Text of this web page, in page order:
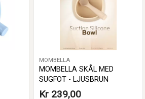
MOMBELLA
MOMBELLA SKÅL MED
SUGFOT - LJUSBRUN
Kr 239,00